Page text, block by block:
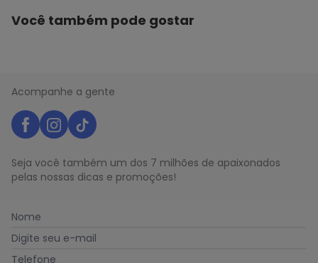
Você também pode gostar
Acompanhe a gente
Seja você também um dos 7 milhões de apaixonados
pelas nossas dicas e promoções!
Nome
Digite seu e-mail
Telefone